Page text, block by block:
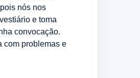
nós nos
e toma
convocação.
com problemas e